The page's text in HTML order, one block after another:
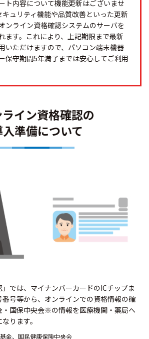
ト内容について機能更新はございませ
ュリティ機能や品質改善といった更新
ンライン資格確認システムのサーバを
ます。これにより、上記期限まで最新
いただけますので、パソコン端末機器
保守期間5年満了までは安心してご利用
イン資格確認の
入準備について
」では、マイナンバーカードのICチップま
号等から、オンラインでの資格情報の確
・国保中央会※の情報を医療機関・薬局へ
ります。
金、国民健康保険中央会